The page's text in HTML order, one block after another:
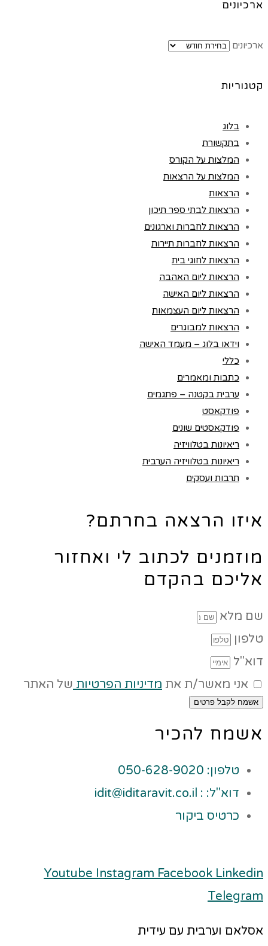
ארכיונים
ארכיונים
קטגוריות
בלוג
בתקשורת
המלצות על הקורס
המלצות על הרצאות
הרצאות
הרצאות לבתי ספר תיכון
הרצאות לחברות וארגונים
הרצאות לחברות תיירות
הרצאות לחוגי בית
הרצאות ליום האהבה
הרצאות ליום האישה
הרצאות ליום העצמאות
הרצאות למבוגרים
וידאו בלוג – מעמד האישה
כללי
כתבות ומאמרים
ערבית בקטנה – פתגמים
פודקאסט
פודקאסטים שונים
ריאיונות בטלוויזיה
ריאיונות בטלוויזיה הערבית
תרבות ועסקים
איזו הרצאה בחרתם?
מוזמנים לכתוב לי ואחזור
אליכם בהקדם
שם מלא
טלפון
דוא"ל
אני מאשר/ת את מדיניות הפרטיות של האתר
אשמח לקבל פרטים
אשמח להכיר
טלפון: 050-628-9020
דוא"ל: : idit@iditaravit.co.il
כרטיס ביקור
Youtube Instagram Facebook Linkedin
Telegram
אסלאם וערבית עם עידית